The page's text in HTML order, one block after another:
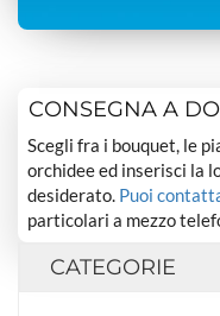
CONSEGNA A
Scegli fra i bouquet, le
orchidee ed inserisci la
desiderato. Puoi
particolari a mezzo
CATEGORIE